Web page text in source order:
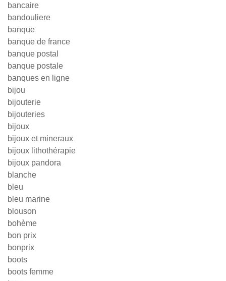
bancaire
bandouliere
banque
banque de france
banque postal
banque postale
banques en ligne
bijou
bijouterie
bijouteries
bijoux
bijoux et mineraux
bijoux lithothérapie
bijoux pandora
blanche
bleu
bleu marine
blouson
bohème
bon prix
bonprix
boots
boots femme